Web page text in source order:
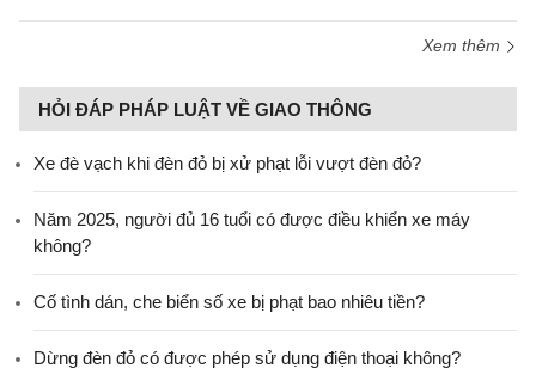
Xem thêm
HỎI ĐÁP PHÁP LUẬT VỀ GIAO THÔNG
Xe đè vạch khi đèn đỏ bị xử phạt lỗi vượt đèn đỏ?
Năm 2025, người đủ 16 tuổi có được điều khiển xe máy
không?
Cố tình dán, che biển số xe bị phạt bao nhiêu tiền?
Dừng đèn đỏ có được phép sử dụng điện thoại không?